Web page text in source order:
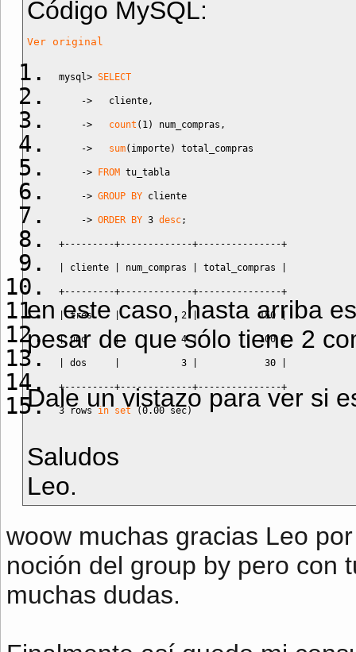
Código MySQL:
Ver original
mysql> SELECT
-> cliente ,
-> count ( 1 ) num_compras ,
-> sum( importe) total_compras
-> FROM tu_tabla
-> GROUP BY cliente
-> ORDER BY 3 desc;
+---------+-------------+---------------+
cliente num_compras total_compras
+---------+-------------+---------------+
| tres | 2 150
| uno | 4 | 100 |
dos 3 30
+---------+-------------+---------------+
3 rows in set (0.00 sec)
en este caso, hasta arriba
pesar de que sólo tiene 2
Dale un vistazo para ver si
Saludos
Leo.
woow muchas gracias Leo
noción del group by pero con
muchas dudas.